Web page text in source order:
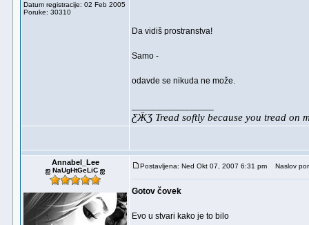
Datum registracije: 02 Feb 2005
Poruke: 30310
Da vidiš prostranstva!
Samo -
odavde se nikuda ne može.
ƸӜƷ Tread softly because you tread on
Annabel_Lee
ஐ NaUgHtGeLiC ஐ
Postavljena: Ned Okt 07, 2007 6:31 pm Naslov
Gotov čovek
Evo u stvari kako je to bilo